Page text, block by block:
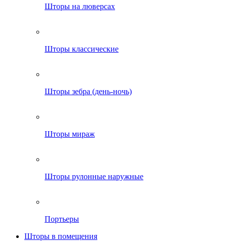
Шторы на люверсах
Шторы классические
Шторы зебра (день-ночь)
Шторы мираж
Шторы рулонные наружные
Портьеры
Шторы в помещения